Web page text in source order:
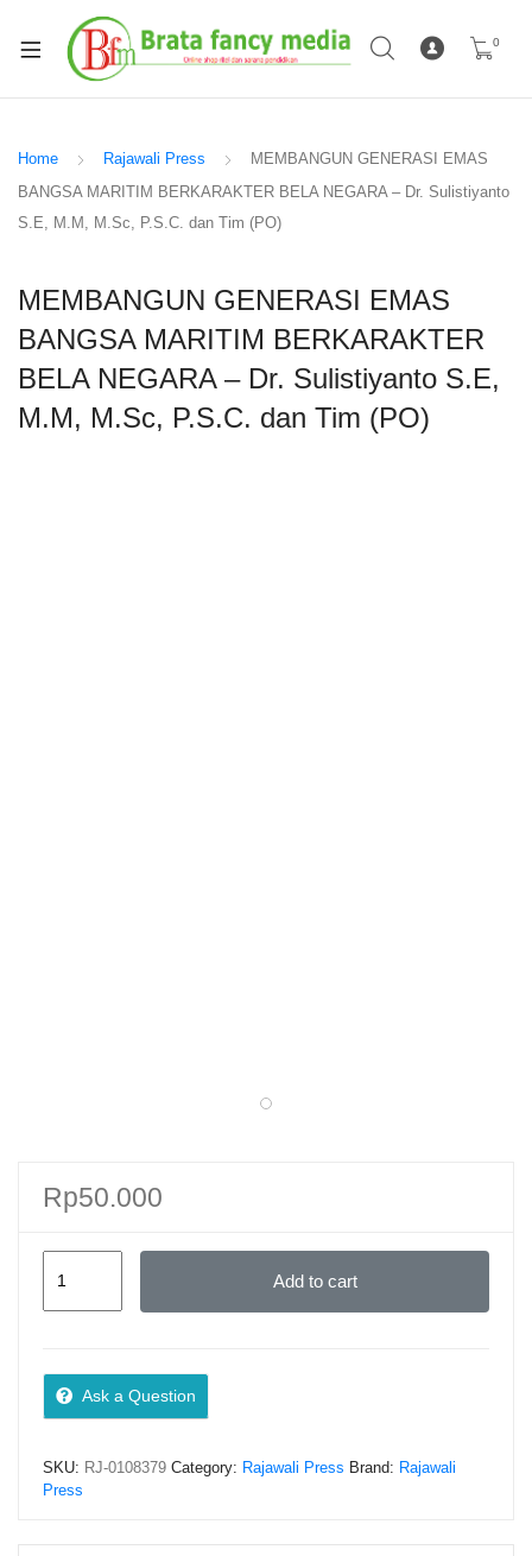
0
Home Rajawali Press
MEMBANGUN GENERASI EMAS
BANGSA MARITIM BERKARAKTER BELA NEGARA – Dr. Sulistiyanto
S.E, M.M, M.Sc, P.S.C. dan Tim (PO)
MEMBANGUN GENERASI EMAS
BANGSA MARITIM BERKARAKTER
BELA NEGARA – Dr. Sulistiyanto S.E,
M.M, M.Sc, P.S.C. dan Tim (PO)
Rp50.000
MARITIM
BERKARAKTER
NEGARA
Dr.
Add to cart
Ask a Question
SKU: RJ-0108379 Category: Rajawali Press Brand: Rajawali
Press